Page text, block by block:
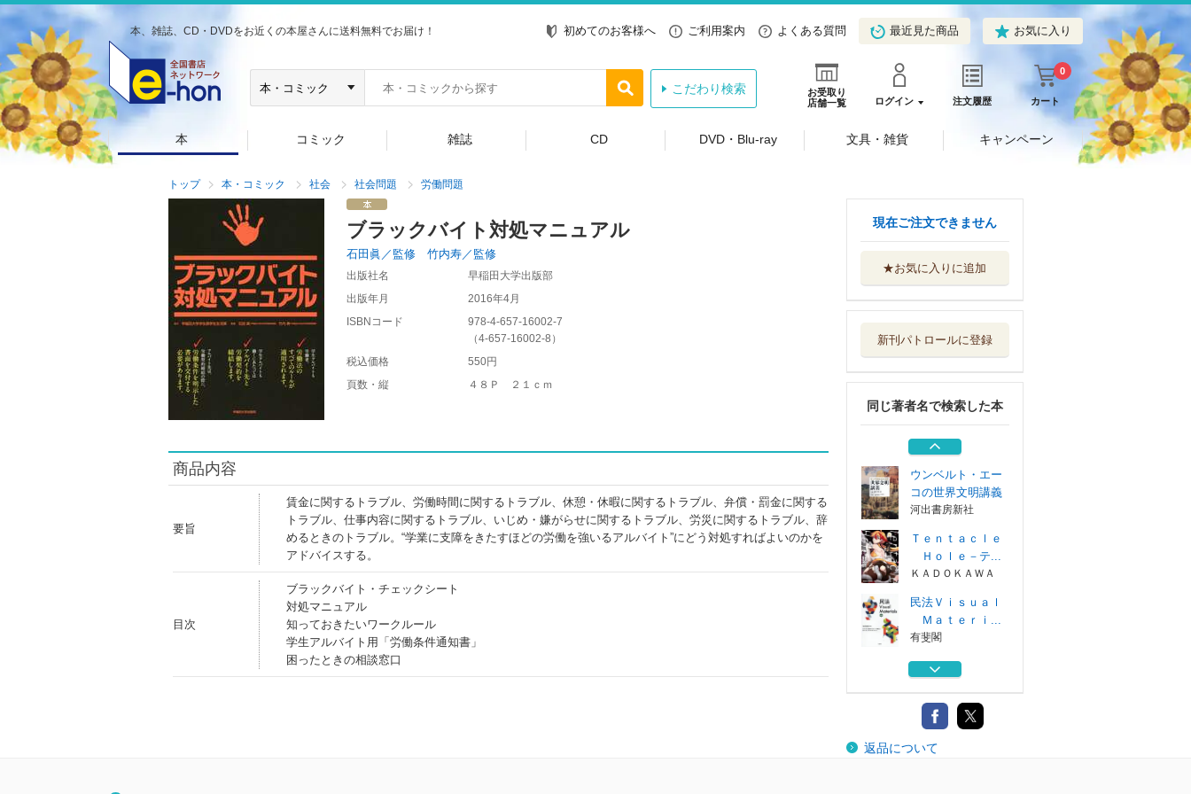
本、雑誌、CD・DVDをお近くの本屋さんに送料無料でお届け！ 初めてのお客様へ ご利用案内 よくある質問 最近見た商品 お気に入り
お受取り
店舗一覧
ログイン 注文履歴 カート
0
こだわり検索
本 コミック 雑誌 CD DVD・Blu-ray 文具・雑貨 キャンペーン
トップ 本・コミック 社会 社会問題 労働問題
ブラックバイト対処マニュアル
石田眞／監修 竹内寿／監修
出版社名
早稲田大学出版部
出版年月
2016年4月
ISBNコード
978-4-657-16002-7
（4-657-16002-8 ）
税込価格
550円
頁数・縦
４８Ｐ ２１ｃｍ
商品内容
要旨
賃金に関するトラブル、労働時間に関するトラブル、休憩・休暇に関するトラブル、弁償・罰金に関する
トラブル、仕事内容に関するトラブル、いじめ・嫌がらせに関するトラブル、労災に関するトラブル、辞
めるときのトラブル。“学業に支障をきたすほどの労働を強いるアルバイト”にどう対処すればよいのかを
アドバイスする。
目次
ブラックバイト・チェックシート
対処マニュアル
知っておきたいワークルール
学生アルバイト用「労働条件通知書」
困ったときの相談窓口
現在ご注文できません
★お気に入りに追加
新刊パトロールに登録
同じ著者名で検索した本
民法Ｖｉｓｕａｌ
Ｍａｔｅｒｉ...
労働法
高等学校探究的な
学び実践事例集...
学事出版
ウンベルト・エー
コの世界文明講義
河出書房新社
Ｔｅｎｔａｃｌｅ
Ｈｏｌｅ－テ...
ＫＡＤＯＫＡＷＡ
民法Ｖｉｓｕａｌ
Ｍａｔｅｒｉ...
有斐閣
労働法
高等学校探究的な
学び実践事例集...
返品について